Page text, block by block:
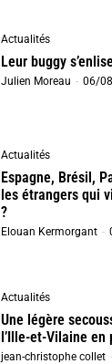
Actualités
Leur buggy
Julien Moreau - 06/
Actualités
Espagne, Brésil,
les étrangers qui
?
Elouan Kermorgant -
Actualités
Une légère
l’Ille-et-Vilaine en
jean-christophe collet -